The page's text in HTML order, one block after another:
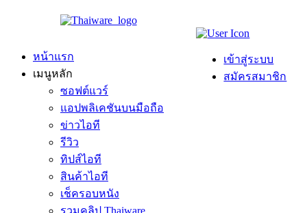
เข้าสู่ระบบ
สมัครสมาชิก
หน้าแรก
เมนูหลัก
ซอฟต์แวร์
แอปพลิเคชันบนมือถือ
ข่าวไอที
รีวิว
ทิปส์ไอที
สินค้าไอที
เช็ครอบหนัง